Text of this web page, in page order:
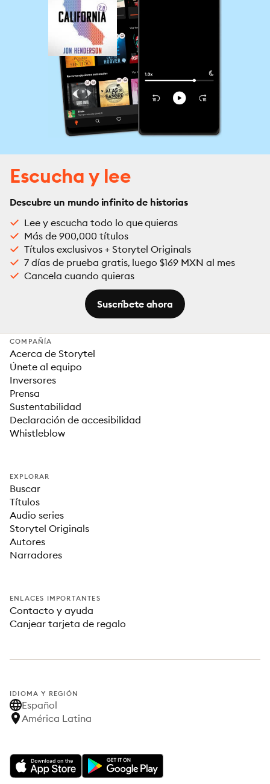
Escucha y lee
Descubre un mundo infinito de historias
Lee y escucha todo lo que quieras
Más de 900,000 títulos
Títulos exclusivos + Storytel Originals
7 días de prueba gratis, luego $169 MXN al mes
Cancela cuando quieras
Suscríbete ahora
COMPAÑÍA
Acerca de Storytel
Únete al equipo
Inversores
Prensa
Sustentabilidad
Declaración de accesibilidad
Whistleblow
EXPLORAR
Buscar
Títulos
Audio series
Storytel Originals
Autores
Narradores
ENLACES IMPORTANTES
Contacto y ayuda
Canjear tarjeta de regalo
IDIOMA Y REGIÓN
Español
América Latina